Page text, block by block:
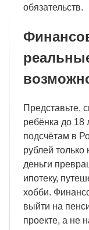
обязательств.
Представьте,
ребёнка до
подсчётам в
рублей
деньги
ипотеку,
хобби.
выйти на
проекте, а не